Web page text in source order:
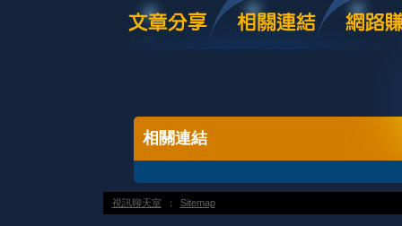
相關連結
視訊聊天室 ： Sitemap